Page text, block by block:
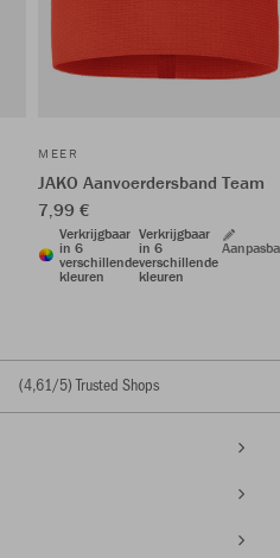
MEER
JAKO Aanvoerdersband Team
7,99 €
Verkrijgbaar
in 6
verschillende
kleuren
Verkrijgbaar
in 6
verschillende
kleuren
(4,61/5) Trusted Shops